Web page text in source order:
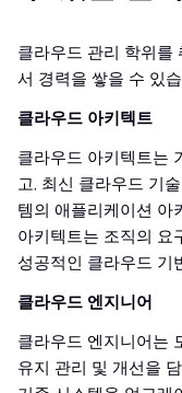
클라우드 관리 학위를
서 경력을 쌓을 수 있
클라우드 아키텍트
클라우드 아키텍트는
고, 최신 클라우드 기
템의 애플리케이션 아
아키텍트는 조직의 요
성공적인 클라우드 기
클라우드 엔지니어
클라우드 엔지니어는
유지 관리 및 개선을